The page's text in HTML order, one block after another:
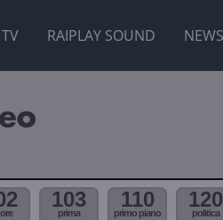
TV RAIPLAY SOUND NEWS
103
prima
110
primo piano
120
politica